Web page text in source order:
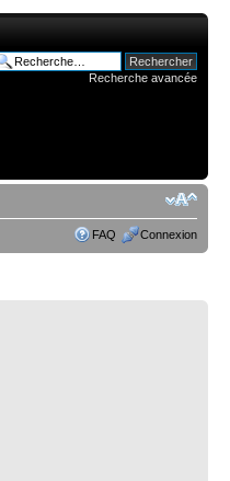
Recherche avancée
FAQ Connexion